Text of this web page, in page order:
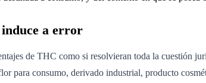
a error
de THC como si resolvieran toda la cuestión
para consumo, derivado industrial, producto